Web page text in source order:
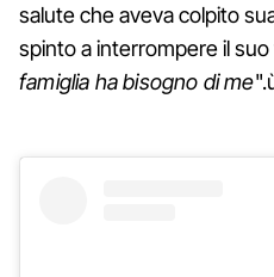
salute che aveva colpito
spinto a interrompere il
famiglia ha bisogno di me